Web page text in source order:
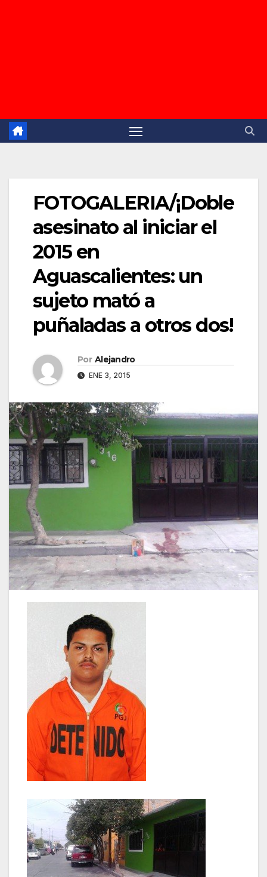
FOTOGALERIA/¡Doble
asesinato al iniciar el
2015 en
Aguascalientes: un
sujeto mató a
puñaladas a otros dos!
Por Alejandro
ENE 3, 2015